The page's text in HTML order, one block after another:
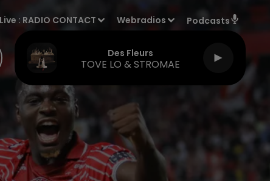
Live : RADIO CONTACT Webradios Podcasts
Des Fleurs
TOVE LO & STROMAE